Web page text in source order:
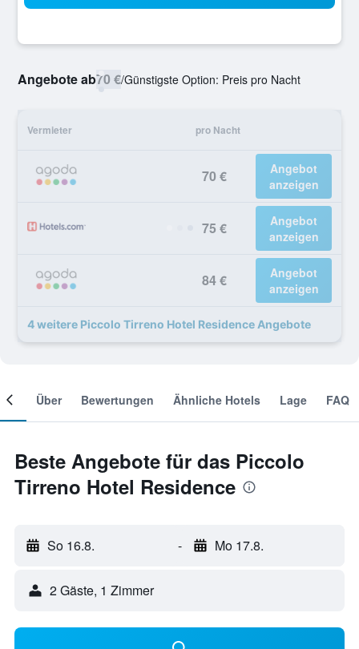
Angebote ab70 €/Günstigste Option: Preis pro Nacht
Vermieter pro Nacht
70 €
Angebot
anzeigen
75 €
Angebot
anzeigen
84 €
Angebot
anzeigen
4 weitere Piccolo Tirreno Hotel Residence Angebote
Über Bewertungen Ähnliche Hotels Lage FAQ
Beste Angebote für das Piccolo
Tirreno Hotel Residence
So 16.8. - Mo 17.8.
2 Gäste, 1 Zimmer